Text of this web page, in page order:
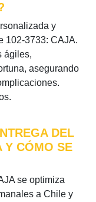
y
102-3733: CAJA.
ágiles,
asegurando
DEL
Y CÓMO SE
se optimiza
a Chile y